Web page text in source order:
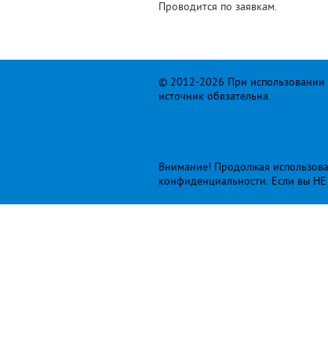
Проводится по заявкам.
© 2012-2026 При использовании
источник обязательна.
Внимание! Продолжая
конфиденциальности. Если вы НЕ